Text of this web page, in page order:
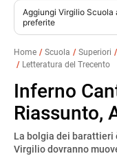
contenuto
Aggiungi Virgilio Scuola
preferite
Home Scuola Superiori
Letteratura del Trecento
Inferno
Riassunto,
La bolgia dei barattieri
Virgilio dovranno